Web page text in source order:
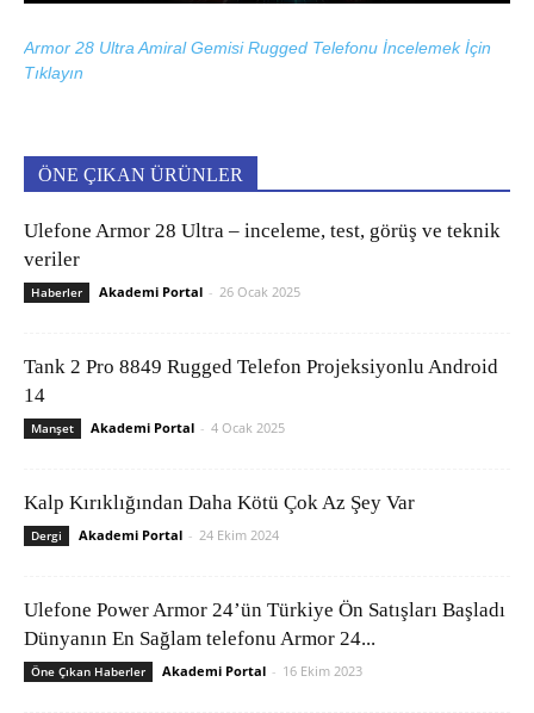
Armor 28 Ultra Amiral Gemisi Rugged Telefonu İncelemek İçin
Tıklayın
ÖNE ÇIKAN ÜRÜNLER
Ulefone Armor 28 Ultra – inceleme, test, görüş ve teknik
veriler
Haberler Akademi Portal - 26 Ocak 2025
Tank 2 Pro 8849 Rugged Telefon Projeksiyonlu Android
14
Manşet Akademi Portal - 4 Ocak 2025
Kalp Kırıklığından Daha Kötü Çok Az Şey Var
Dergi Akademi Portal - 24 Ekim 2024
Ulefone Power Armor 24’ün Türkiye Ön Satışları Başladı
Dünyanın En Sağlam telefonu Armor 24...
Öne Çıkan Haberler Akademi Portal - 16 Ekim 2023